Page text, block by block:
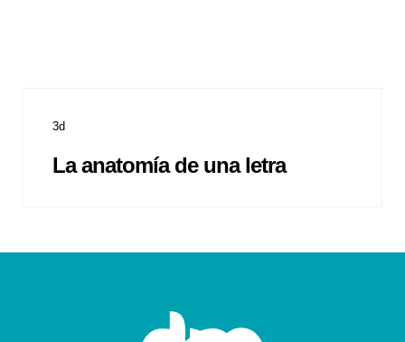
3d
La anatomía de una letra